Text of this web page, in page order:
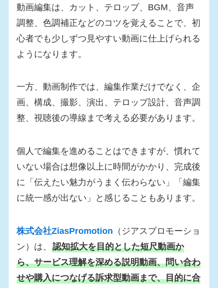
動画編集は、カット、テロップ、BGM、音声
調整、色調補正などのコツを覚えることで、初
心者でも少しずつ見やすい動画に仕上げられる
ようになります。
一方、動画制作では、編集作業だけでなく、企
画、構成、撮影、演出、テロップ設計、音声調
整、視聴後の導線まで考える必要があります。
個人で編集を進めることはできますが、慣れて
いない場合は想像以上に時間がかかり、完成後
に「伝えたい魅力がうまく伝わらない」「編集
に統一感が出ない」と感じることもあります。
株式会社ZiasPromotion （ジアスプロモーショ
ン）は、認知拡大を目的とした短尺動画か
ら、サービス理解を深める説明動画、問い合わ
せや購入につなげる訴求型動画まで、目的に合